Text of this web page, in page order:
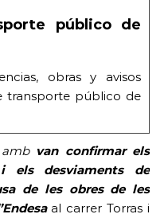
público de
obras y avisos
transporte público de
amb van confirmar els
els desviaments de
de les obres de les
al carrer Torras i